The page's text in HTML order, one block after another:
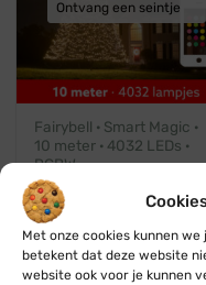
Met onze cookies kunnen
betekent dat deze website
website ook voor je kunnen
Ontvang een seintje
Fairybell · Smart Magic ·
10 meter · 4032 LEDs ·
RGBW
€1.979,95
prijs
is: